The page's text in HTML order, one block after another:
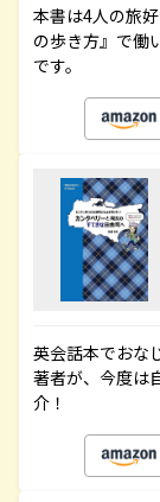
本書は4人の旅
の歩き方』で働
です。
英会話本でおな
著者が、今度は
介！